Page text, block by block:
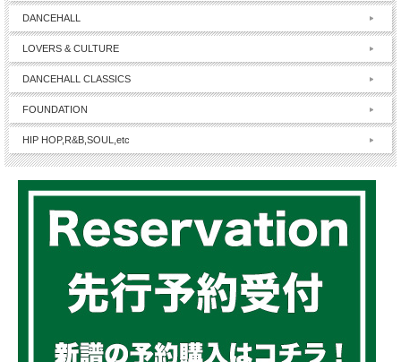
DANCEHALL
LOVERS & CULTURE
DANCEHALL CLASSICS
FOUNDATION
HIP HOP,R&B,SOUL,etc